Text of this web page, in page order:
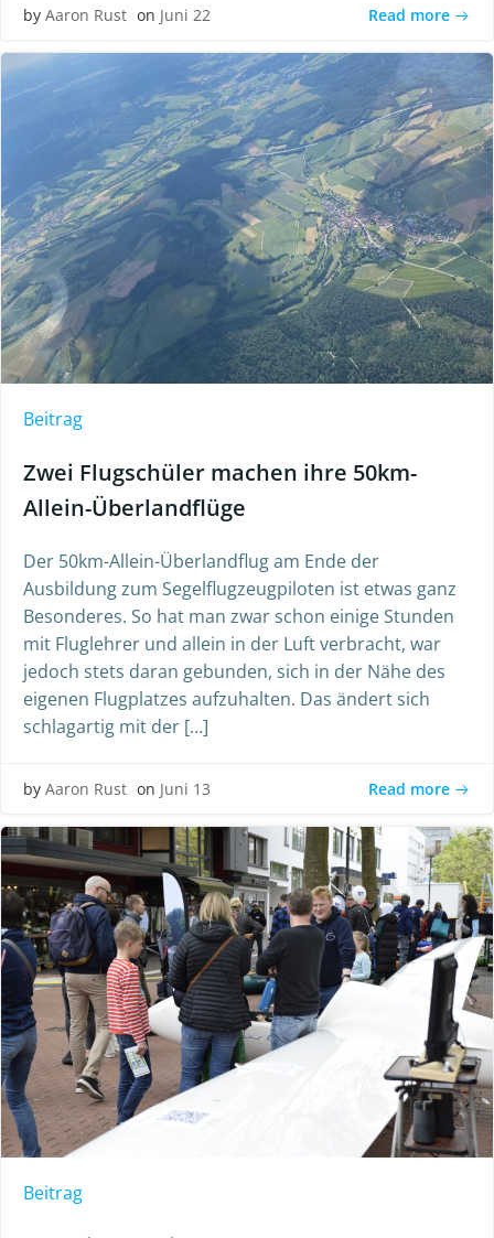
by Aaron Rust on Juni 22 Read more
Beitrag
Zwei Flugschüler machen ihre 50km-
Allein-Überlandflüge
Der 50km-Allein-Überlandflug am Ende der
Ausbildung zum Segelflugzeugpiloten ist etwas ganz
Besonderes. So hat man zwar schon einige Stunden
mit Fluglehrer und allein in der Luft verbracht, war
jedoch stets daran gebunden, sich in der Nähe des
eigenen Flugplatzes aufzuhalten. Das ändert sich
schlagartig mit der […]
by Aaron Rust on Juni 13 Read more
Beitrag